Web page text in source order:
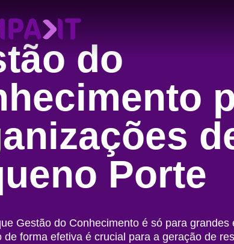
do
Porte
Gestão do Conhecimento é só para grandes
de forma efetiva é crucial para a geração de